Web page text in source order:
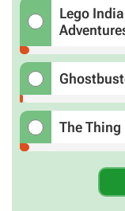
Lego
The Thing